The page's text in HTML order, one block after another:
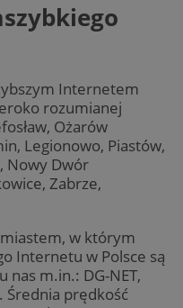
Internetem
rozumianej
Ożarów
Legionowo, Piastów,
Nowy Dwór
Zabrze,
w którym
Internetu w Polsce są
nas m.in.: DG-NET,
Średnia prędkość